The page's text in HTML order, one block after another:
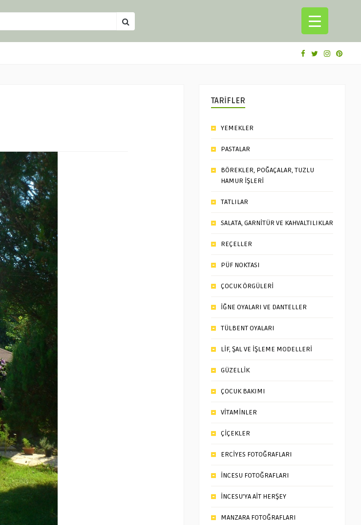
TARİFLER
YEMEKLER
PASTALAR
BÖREKLER, POĞAÇALAR, TUZLU
HAMUR İŞLERİ
TATLILAR
SALATA, GARNİTÜR VE KAHVALTILIKLAR
REÇELLER
PÜF NOKTASI
ÇOCUK ÖRGÜLERİ
İĞNE OYALARI VE DANTELLER
TÜLBENT OYALARI
LİF, ŞAL VE İŞLEME MODELLERİ
GÜZELLİK
ÇOCUK BAKIMI
VİTAMİNLER
ÇİÇEKLER
ERCİYES FOTOĞRAFLARI
İNCESU FOTOĞRAFLARI
İNCESU’YA AİT HERŞEY
MANZARA FOTOĞRAFLARI